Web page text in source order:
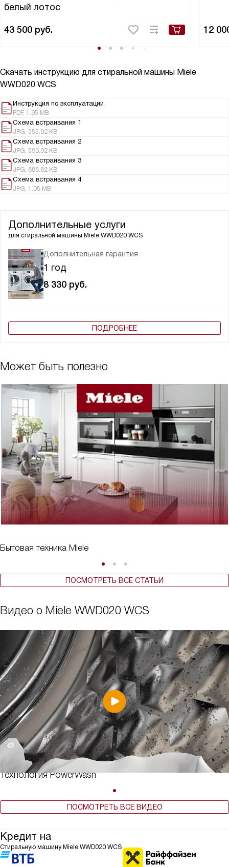
белый лотос
43 500 руб. 12
Скачать инструкцию для стиральной машины Miele
WWD020 WCS
Инструкция по эксплуатации
PDF, 1.95 MB
Схема встраивания 1
JPG, 555.92 KB
Схема встраивания 2
JPG, 593.92 KB
Схема встраивания 3
JPG, 888.82 KB
Схема встраивания 4
JPG, 1.05 MB
Дополнительные услуги
для стиральной машины Miele WWD020 WCS
Дополнительная гарантия
1 год
8 330 руб.
ПОДРОБНЕЕ
Может быть полезно
Бытовая техника Miele
ПОСМОТРЕТЬ ВСЕ СТАТЬИ
Видео о Miele WWD020 WCS
Технология PowerWash
ПОСМОТРЕТЬ ВСЕ ВИДЕО
Кредит на
Стиральную машину Miele WWD020 WCS